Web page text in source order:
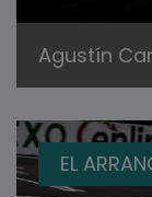
Agustín
EL